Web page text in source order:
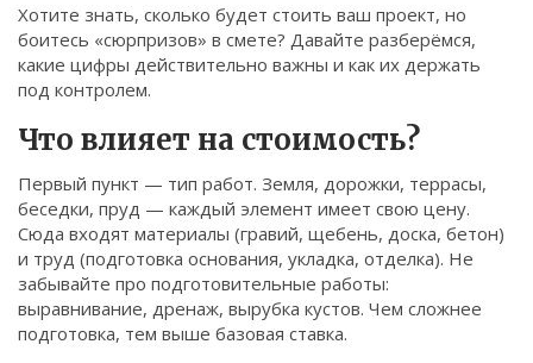
Политика конфиденциальности
ФЗ-152
Связаться
© 2026. Все права защищены.
Хотите знать, сколько будет стоить ваш проект, но
боитесь «сюрпризов» в смете? Давайте разберёмся,
какие цифры действительно важны и как их держать
под контролем.
Что влияет на стоимость?
Первый пункт — тип работ. Земля, дорожки, террасы,
беседки, пруд — каждый элемент имеет свою цену.
Сюда входят материалы (гравий, щебень, доска, бетон)
и труд (подготовка основания, укладка, отделка). Не
забывайте про подготовительные работы:
выравнивание, дренаж, вырубка кустов. Чем сложнее
подготовка, тем выше базовая ставка.